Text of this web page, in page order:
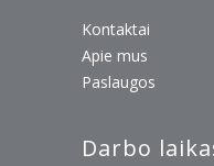
Kontaktai
Apie mus
Paslaugos
Darbo